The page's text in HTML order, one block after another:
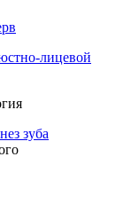
лицевой
зуба